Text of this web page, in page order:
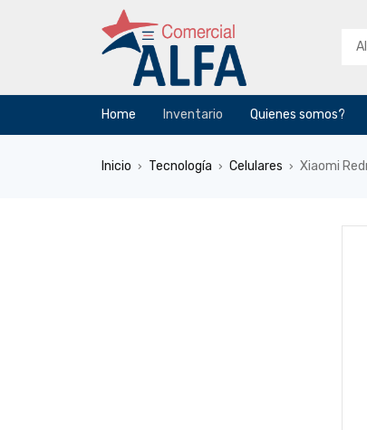
Home Inventario Quienes somos?
Inicio › Tecnología › Celulares › Xiaomi